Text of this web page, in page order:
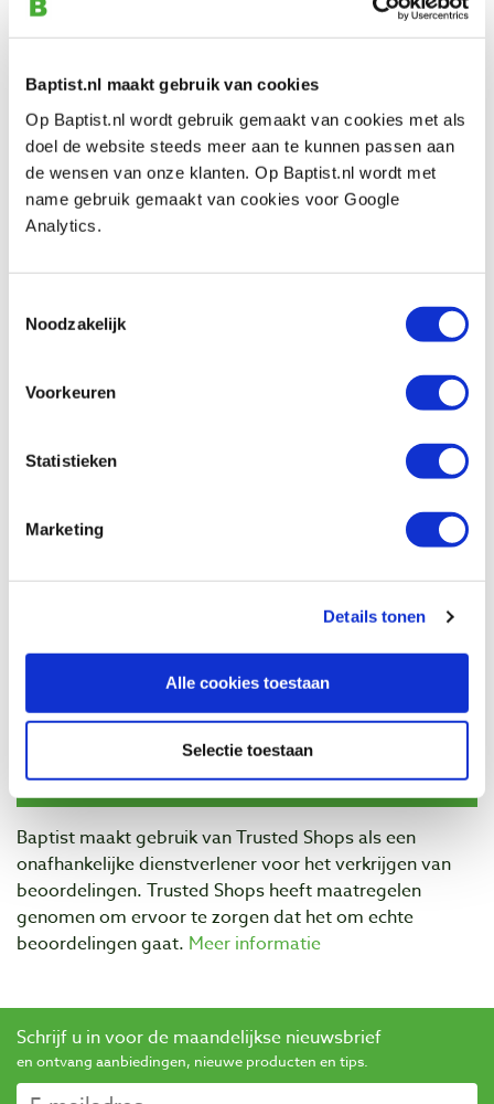
Baptist.nl maakt gebruik van cookies
Op Baptist.nl wordt gebruik gemaakt van cookies met als
doel de website steeds meer aan te kunnen passen aan
de wensen van onze klanten. Op Baptist.nl wordt met
name gebruik gemaakt van cookies voor Google
Analytics.
Noodzakelijk
Voorkeuren
Statistieken
Marketing
Details tonen
Alle cookies toestaan
Selectie toestaan
Tapijttape dubbelzijdig 50 mm
€ 6,30 incl. btw
€ 5,21 excl. btw
Op voorraad
Vergelijken
Op voorraad
Baptist maakt gebruik van Trusted Shops als een
onafhankelijke dienstverlener voor het verkrijgen van
beoordelingen. Trusted Shops heeft maatregelen
genomen om ervoor te zorgen dat het om echte
beoordelingen gaat. Meer informatie
Schrijf u in voor de maandelijkse nieuwsbrief
en ontvang aanbiedingen, nieuwe producten en tips.